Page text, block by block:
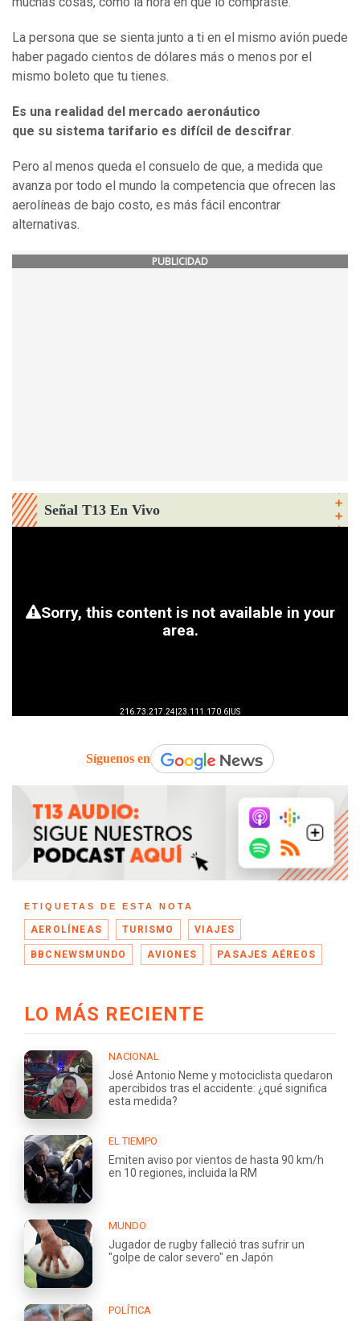
La persona que se sienta junto a ti en el mismo avión puede
haber pagado cientos de dólares más o menos por el
mismo boleto que tu tienes.
Es una realidad del mercado aeronáutico
que su sistema tarifario es difícil de descifrar.
Pero al menos queda el consuelo de que, a medida que
avanza por todo el mundo la competencia que ofrecen las
aerolíneas de bajo costo, es más fácil encontrar
alternativas.
PUBLICIDAD
Señal T13 En Vivo
Síguenos en
ETIQUETAS DE ESTA NOTA
AEROLÍNEAS TURISMO VIAJES
BBCNEWSMUNDO AVIONES PASAJES AÉREOS
LO MÁS RECIENTE
NACIONAL
José Antonio Neme y motociclista quedaron
apercibidos tras el accidente: ¿qué significa
esta medida?
EL TIEMPO
Emiten aviso por vientos de hasta 90 km/h
en 10 regiones, incluida la RM
MUNDO
Jugador de rugby falleció tras sufrir un
"golpe de calor severo" en Japón
POLÍTICA